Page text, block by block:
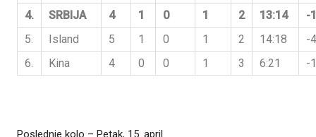
4.
SRBIJA 4 1 0 1 2 13:14
-1
5.
Island 5 1 0 1 2 14:18
-4
6.
Kina 4 0 0 1 3 6:21 -
Poslednje kolo – Petak, 15. april